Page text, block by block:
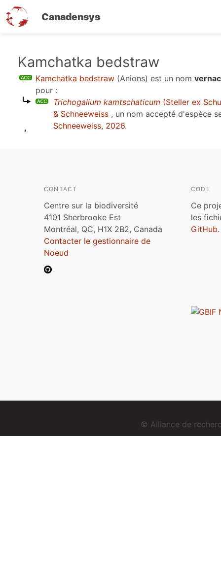
Canadensys
contenu
Kamchatka bedstraw
Kamchatka bedstraw (Anions) est un nom
pour :
Trichogalium kamtschaticum (Steller ex
& Schneeweiss , un nom accepté d'espèce
Schneeweiss, 2026.
CONTACT
Centre sur la biodiversité
4101 Sherbrooke Est
Montréal, QC, H1X 2B2, Canada
Contacter le gestionnaire de
Noeud
CODE
Ce
les
GitHub.
© Alliance de